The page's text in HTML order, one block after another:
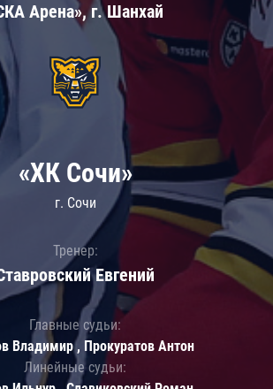
Арена», г. Шанхай
«ХК Сочи»
г. Сочи
Тренер:
Евгений
Главные судьи:
Владимир , Прокуратов Антон
Линейные судьи: